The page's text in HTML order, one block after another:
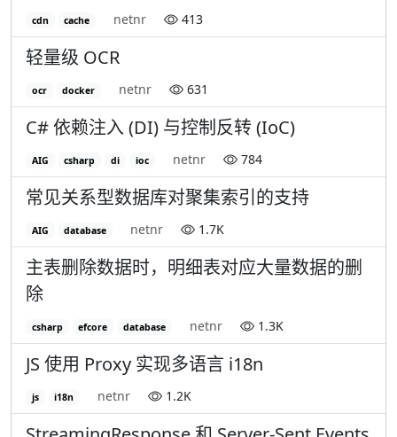
cdn cache netnr 413
轻量级 OCR
ocr docker netnr 631
C# 依赖注入 (DI) 与控制反转 (IoC)
AIG csharp di ioc netnr 784
常见关系型数据库对聚集索引的支持
AIG database netnr 1.7K
主表删除数据时，明细表对应大量数据的删
除
csharp efcore database netnr 1.3K
JS 使用 Proxy 实现多语言 i18n
js i18n netnr 1.2K